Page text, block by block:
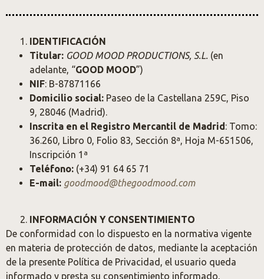
IDENTIFICACIÓN
Titular: GOOD MOOD PRODUCTIONS, S.L. (en
adelante, “GOOD MOOD”)
NIF: B-87871166
Domicilio social: Paseo de la Castellana 259C, Piso
9, 28046 (Madrid).
Inscrita en el Registro Mercantil de Madrid: Tomo:
36.260, Libro 0, Folio 83, Sección 8ª, Hoja M-651506,
Inscripción 1ª
Teléfono: (+34) 91 64 65 71
E-mail: goodmood@thegoodmood.com
INFORMACIÓN Y CONSENTIMIENTO
De conformidad con lo dispuesto en la normativa vigente
en materia de protección de datos, mediante la aceptación
de la presente Política de Privacidad, el usuario queda
informado y presta su consentimiento informado,